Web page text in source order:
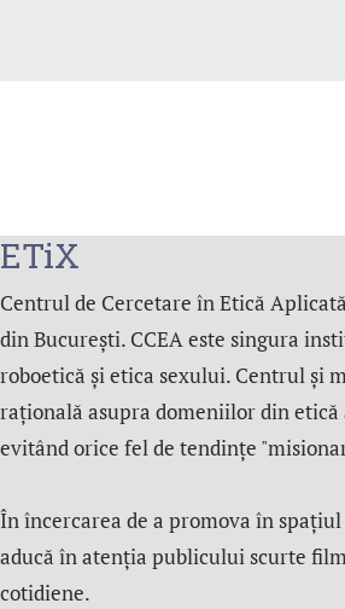
ETiX
Centrul de Cercetare în Etică
din București. CCEA este singura
roboetică și etica sexului. Centrul şi
rațională asupra domeniilor din
evitând orice fel de tendințe
În încercarea de a promova în
aducă în atenția publicului scurte
cotidiene.